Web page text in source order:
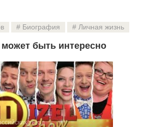
Биография Личная жизнь
быть интересно
звезд